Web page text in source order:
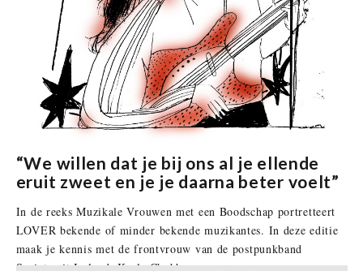
“We willen dat je bij ons al je ellende
eruit zweet en je je daarna beter voelt”
In de reeks Muzikale Vrouwen met een Boodschap portretteert
LOVER bekende of minder bekende muzikantes. In deze editie
maak je kennis met de frontvrouw van de postpunkband
Sprints uit Ierland: Karla Chubb.